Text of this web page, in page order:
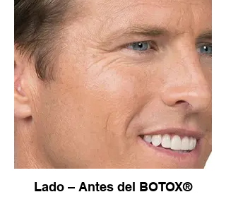
Lado – Antes del BOTOX®